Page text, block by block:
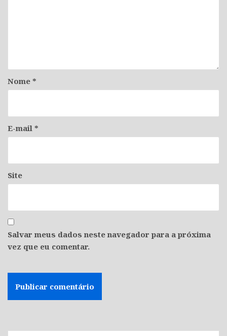
Nome *
E-mail *
Site
Salvar meus dados neste navegador para a próxima
vez que eu comentar.